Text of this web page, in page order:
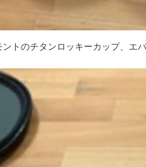
トのチタンロッキーカップ、エ